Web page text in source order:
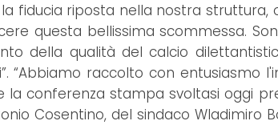
fiducia riposta nella nostra
questa bellissima scommessa.
della qualità del calcio
“Abbiamo raccolto con entusiasmo
la conferenza stampa svoltasi oggi
Cosentino, del sindaco